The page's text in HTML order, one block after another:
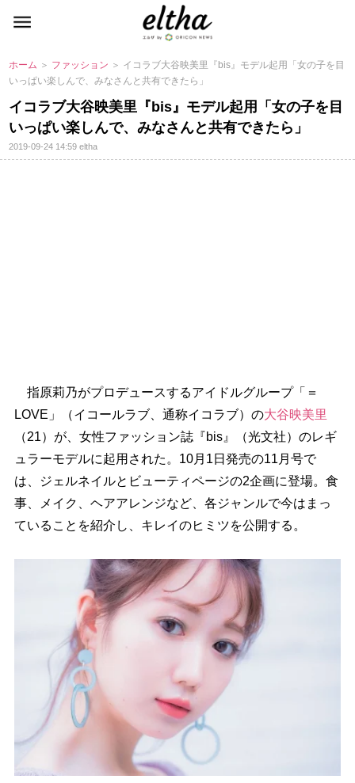
ホーム ＞ ファッション ＞ イコラブ大谷映美里『bis』モデル起用「女の子を目
いっぱい楽しんで、みなさんと共有できたら」
イコラブ大谷映美里『bis』モデル起用「女の子を目
いっぱい楽しんで、みなさんと共有できたら」
2019-09-24 14:59eltha
指原莉乃がプロデュースするアイドルグループ「＝
LOVE」（イコールラブ、通称イコラブ）の大谷映美里
（21）が、女性ファッション誌『bis』（光文社）のレギ
ュラーモデルに起用された。10月1日発売の11月号で
は、ジェルネイルとビューティページの2企画に登場。食
事、メイク、ヘアアレンジなど、各ジャンルで今はまっ
ていることを紹介し、キレイのヒミツを公開する。